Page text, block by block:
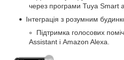
через програми Tuya Smart
Інтеграція з розумним
Підтримка голосових
Assistant і Amazon Alexa.